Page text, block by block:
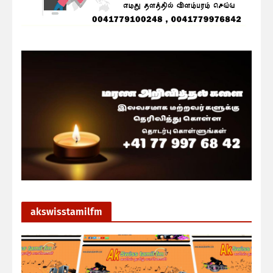
akswisstamilfm